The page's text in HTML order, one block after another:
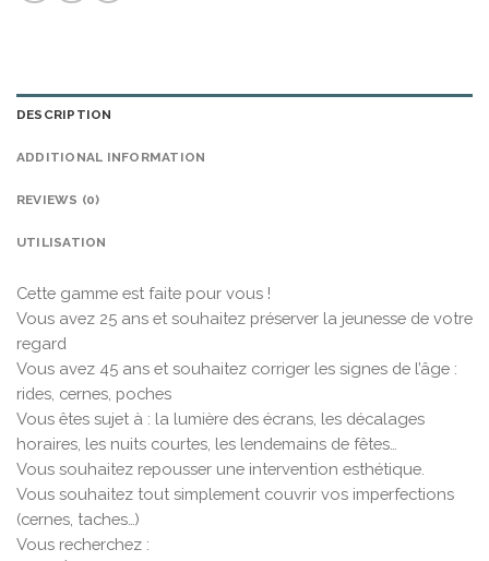
DESCRIPTION
ADDITIONAL INFORMATION
REVIEWS (0)
UTILISATION
Cette gamme est faite pour vous !
Vous avez 25 ans et souhaitez préserver la jeunesse de votre
regard
Vous avez 45 ans et souhaitez corriger les signes de l’âge :
rides, cernes, poches
Vous êtes sujet à : la lumière des écrans, les décalages
horaires, les nuits courtes, les lendemains de fêtes…
Vous souhaitez repousser une intervention esthétique.
Vous souhaitez tout simplement couvrir vos imperfections
(cernes, taches…)
Vous recherchez :